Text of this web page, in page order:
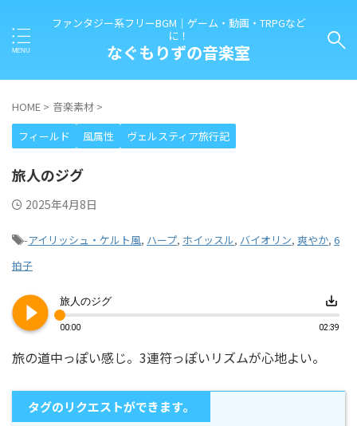
ファンタジー系フリーBGM｜ゲーム・動画・TRPGなど
に！
なぐもりずの音楽室
HOME > 音楽素材 >
フィールド
風属性 ヴェルスティア旅行記
旅人のジグ
2025年4月8日
-アイリッシュ・ケルト風, ハープ, ホイッスル, バイオリン, 爽やか, 6
拍子
play_circle_filled 旅人のジグ save_alt
00:00 02:39
旅の道中っぽい感じ。3連符っぽいリズムが心地よい。
タグのリクエストができます。